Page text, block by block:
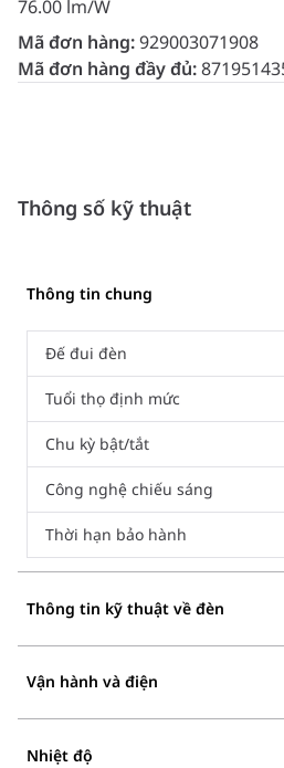
76.00 lm/W
Mã đơn hàng:929003071908
Mã đơn hàng đầy đủ:
Thông số kỹ thuật
Thông tin chung
Đế đui đèn
Tuổi thọ định mức
Chu kỳ bật/tắt
Công nghệ chiếu sáng
Thời hạn bảo hành
Thông tin kỹ thuật về đèn
Vận hành và điện
Nhiệt độ